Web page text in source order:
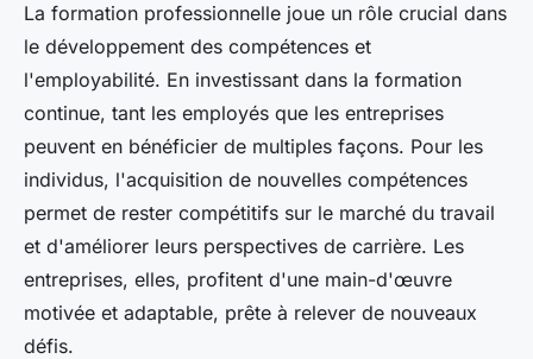
La formation professionnelle joue un rôle crucial dans
le développement des compétences et
l'employabilité. En investissant dans la formation
continue, tant les employés que les entreprises
peuvent en bénéficier de multiples façons. Pour les
individus, l'acquisition de nouvelles compétences
permet de rester compétitifs sur le marché du travail
et d'améliorer leurs perspectives de carrière. Les
entreprises, elles, profitent d'une main-d'œuvre
motivée et adaptable, prête à relever de nouveaux
défis.